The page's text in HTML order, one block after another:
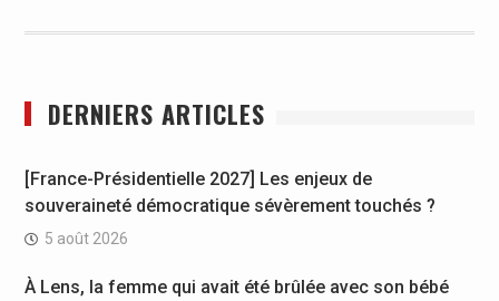
DERNIERS ARTICLES
[France-Présidentielle 2027] Les enjeux de
souveraineté démocratique sévèrement touchés ?
5 août 2026
À Lens, la femme qui avait été brûlée avec son bébé